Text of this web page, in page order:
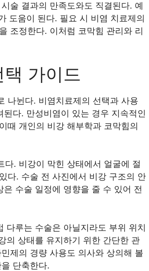
술 결과의 만족도와도 직결된다. 예
도움이 된다. 필요 시 비염 치료제의
조정한다. 이처럼 코막힘 관리와 리
가이드
나뉜다. 비염치료제의 선택과 사용
다. 만성비염이 있는 경우 지속적인
때 개인의 비강 해부학과 코막힘의
. 비강이 막힌 상태에서 얼굴에 절
다. 수술 전 사진에서 비강 구조의 안
수술 일정에 영향을 줄 수 있어 전
다루는 수술은 아닐지라도 부위 위치
의 상태를 유지하기 위한 간단한 관
제의 경량 사용도 의사와 상의해 볼
단축한다.